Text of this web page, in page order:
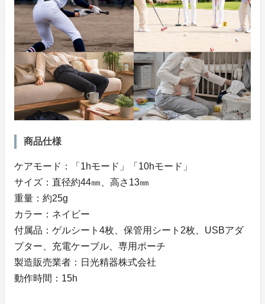
商品仕様
ケアモード：「1hモード」「10hモード」
サイズ：直径約44㎜、高さ13㎜
重量：約25g
カラー：ネイビー
付属品：ゲルシート4枚、保管用シート2枚、USBアダ
プター、充電ケーブル、専用ポーチ
製造販売業者：日光精器株式会社
動作時間：15h